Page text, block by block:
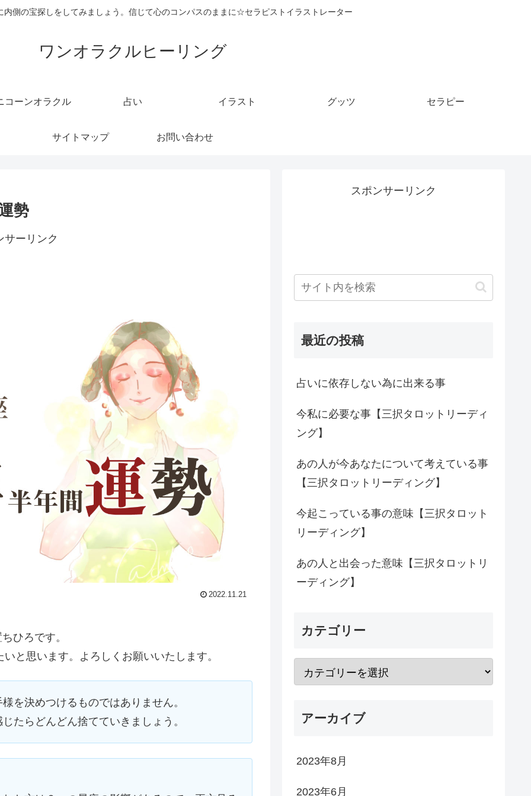
内側の宝探しをしてみましょう。信じて心のコンパスのままに☆セラピストイラストレーター
ワンオラクルヒーリング
コーンオラクル 占い イラスト グッツ セラピー
サイトマップ お問い合わせ
勢
サーリンク
2022.11.21
ひろです。
いと思います。よろしくお願いいたします。
を決めつけるものではあり ません。
たらどんどん捨てていきま しょう。
スポンサーリンク
最近の投稿
占いに依存しない為に出来る事
今私に必要な事【三択タロットリーディ
ング】
あの人が今あなたについて考えている事
【三択タロットリーディング】
今起こっている事の意味【三択タロット
リーディング】
あの人と出会った意味【三択タロットリ
ーディング】
カテゴリー
アーカイブ
2023年8月
2023年6月